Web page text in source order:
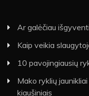
Ar galėčiau
Kaip veikia
10 pavojingiausių
Mako ryklių
kiaušiniais